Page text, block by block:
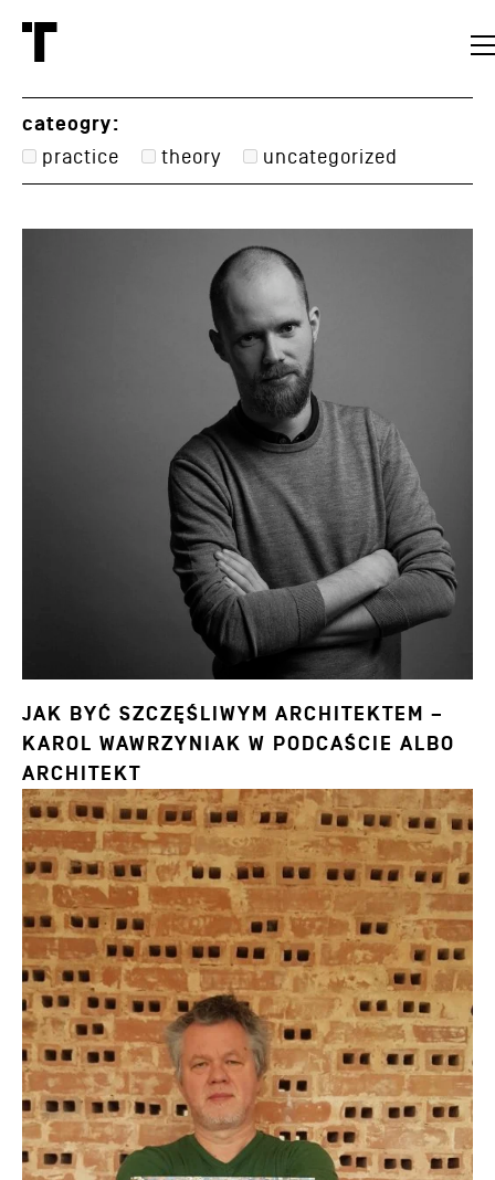
cateogry:
practice theory uncategorized
JAK BYĆ SZCZĘŚLIWYM ARCHITEKTEM –
KAROL WAWRZYNIAK W PODCAŚCIE ALBO
ARCHITEKT